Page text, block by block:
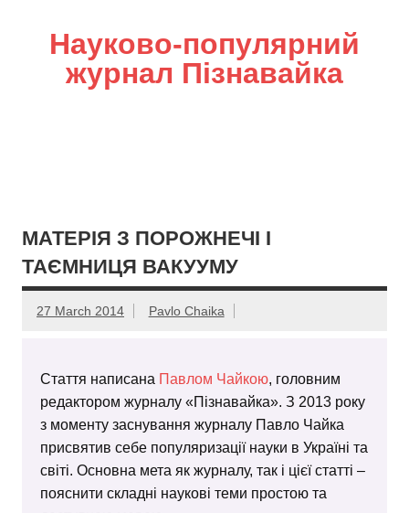
Науково-популярний
журнал Пізнавайка
МАТЕРІЯ З ПОРОЖНЕЧІ І
ТАЄМНИЦЯ ВАКУУМУ
27 March 2014 Pavlo Chaika
Стаття написана Павлом Чайкою, головним
редактором журналу «Пізнавайка». З 2013 року
з моменту заснування журналу Павло Чайка
присвятив себе популяризації науки в Україні та
світі. Основна мета як журналу, так і цієї статті –
пояснити складні наукові теми простою та